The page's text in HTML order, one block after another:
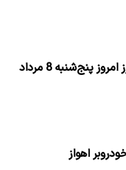
قیمت طلا، سکه و ارز امروز پنج‌شنبه 8 مرداد
اهواز